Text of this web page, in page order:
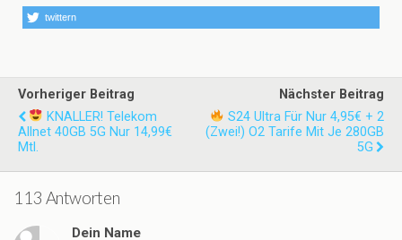
twittern
Vorheriger Beitrag
KNALLER! Telekom
Allnet 40GB 5G Nur 14,99€
Mtl.
Nächster Beitrag
S24 Ultra Für Nur 4,95€ + 2
(zwei!) O2 Tarife Mit Je 280GB
5G
113 Antworten
Dein Name